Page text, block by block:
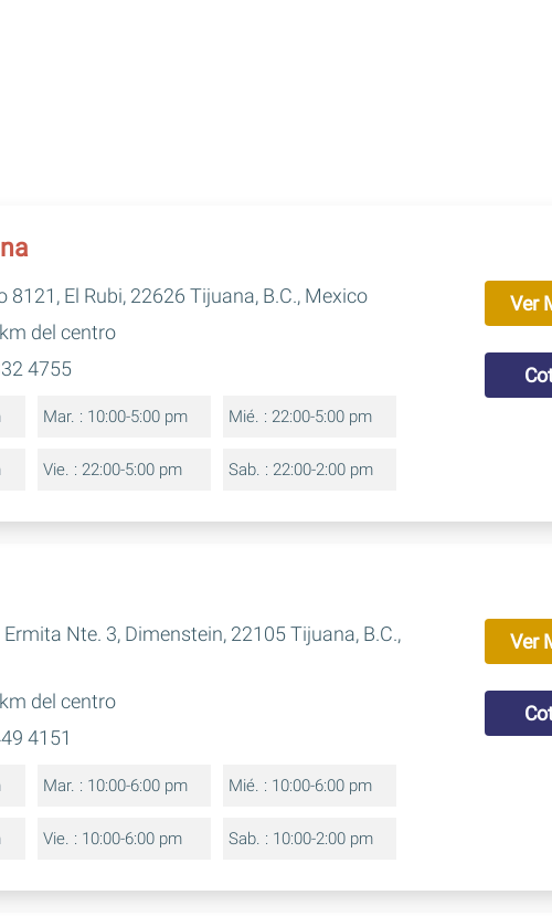
8121, El Rubi, 22626 Tijuana, B.C., Mexico
del centro
4755
Mar. : 10:00-5:00 pm Mié. : 22:00-5:00 pm
Vie. : 22:00-5:00 pm Sab. : 22:00-2:00 pm
Ver
Ermita Nte. 3, Dimenstein, 22105 Tijuana, B.C.,
del centro
4151
Mar. : 10:00-6:00 pm Mié. : 10:00-6:00 pm
Vie. : 10:00-6:00 pm Sab. : 10:00-2:00 pm
Ver